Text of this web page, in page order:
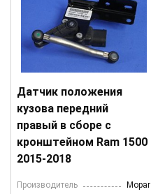
Датчик положения
кузова передний
правый в сборе с
кронштейном Ram 1500
2015-2018
Производитель
Mopar